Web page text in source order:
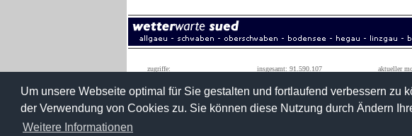
Um unsere Webseite optimal für Sie gestalten und fortlaufend verbessern
der Verwendung von Cookies zu. Sie können diese Nutzung durch Ändern
Weitere Informationen
zugriffe: insgesamt: 91.590.107 aktueller